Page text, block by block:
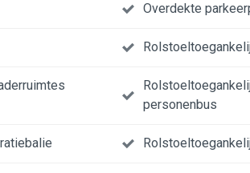
Overdekte
personenbus